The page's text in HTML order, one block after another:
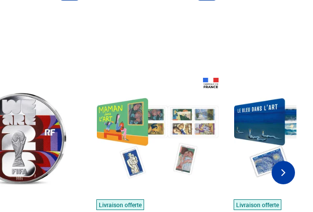
Livraison offerte
Livraison offerte